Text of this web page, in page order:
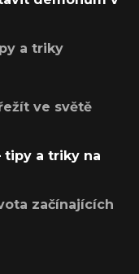
a triky
ve světě
tipy a triky na
začínajících